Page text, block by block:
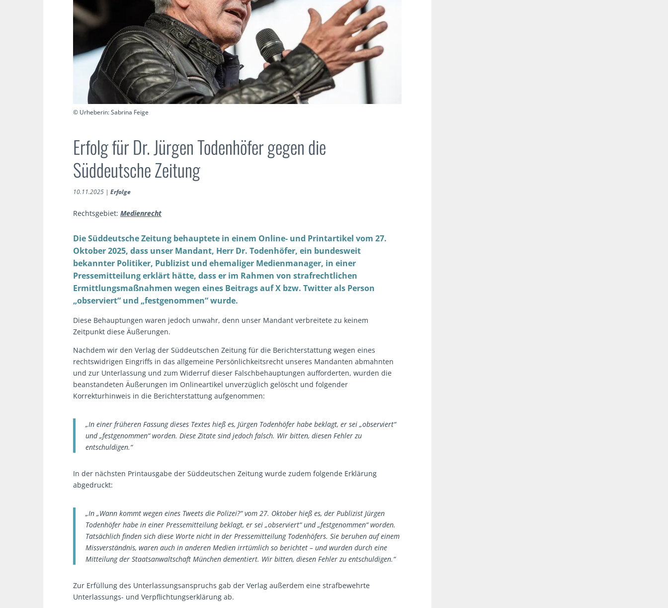
© Urheberin: Sabrina Feige
Erfolg für Dr. Jürgen Todenhöfer gegen die
Süddeutsche Zeitung
10.11.2025 |Erfolge
Rechtsgebiet:Medienrecht
Die Süddeutsche Zeitung behauptete in einem Online- und Printartikel vom 27.
Oktober 2025, dass unser Mandant, Herr Dr. Todenhöfer, ein bundesweit
bekannter Politiker, Publizist und ehemaliger Medienmanager, in einer
Pressemitteilung erklärt hätte, dass er im Rahmen von strafrechtlichen
Ermittlungsmaßnahmen wegen eines Beitrags auf X bzw. Twitter als Person
„observiert“ und „festgenommen“ wurde.
Diese Behauptungen waren jedoch unwahr, denn unser Mandant verbreitete zu keinem
Zeitpunkt diese Äußerungen.
Nachdem wir den Verlag der Süddeutschen Zeitung für die Berichterstattung wegen eines
rechtswidrigen Eingriffs in das allgemeine Persönlichkeitsrecht unseres Mandanten abmahnten
und zur Unterlassung und zum Widerruf dieser Falschbehauptungen aufforderten, wurden die
beanstandeten Äußerungen im Onlineartikel unverzüglich gelöscht und folgender
Korrekturhinweis in die Berichterstattung aufgenommen:
„In einer früheren Fassung dieses Textes hieß es, Jürgen Todenhöfer habe beklagt, er sei „observiert“
und „festgenommen“ worden. Diese Zitate sind jedoch falsch. Wir bitten, diesen Fehler zu
entschuldigen.“
In der nächsten Printausgabe der Süddeutschen Zeitung wurde zudem folgende Erklärung
abgedruckt:
„In „Wann kommt wegen eines Tweets die Polizei?“ vom 27. Oktober hieß es, der Publizist Jürgen
Todenhöfer habe in einer Pressemitteilung beklagt, er sei „observiert“ und „festgenommen“ worden.
Tatsächlich finden sich diese Worte nicht in der Pressemitteilung Todenhöfers. Sie beruhen auf einem
Missverständnis, waren auch in anderen Medien irrtümlich so berichtet – und wurden durch eine
Mitteilung der Staatsanwaltschaft München dementiert. Wir bitten, diesen Fehler zu entschuldigen.“
Zur Erfüllung des Unterlassungsanspruchs gab der Verlag außerdem eine strafbewehrte
Unterlassungs- und Verpflichtungserklärung ab.